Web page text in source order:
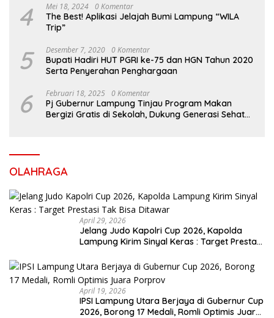
4 Mei 18, 2024 0 Komentar
The Best! Aplikasi Jelajah Bumi Lampung “WILA
Trip”
5 Desember 7, 2020 0 Komentar
Bupati Hadiri HUT PGRI ke-75 dan HGN Tahun 2020
Serta Penyerahan Penghargaan
6 Februari 18, 2025 0 Komentar
Pj Gubernur Lampung Tinjau Program Makan
Bergizi Gratis di Sekolah, Dukung Generasi Sehat
OLAHRAGA
April 29, 2026
Jelang Judo Kapolri Cup 2026, Kapolda
Lampung Kirim Sinyal Keras : Target Prestasi
April 19, 2026
IPSI Lampung Utara Berjaya di Gubernur Cup
2026, Borong 17 Medali, Romli Optimis Juara